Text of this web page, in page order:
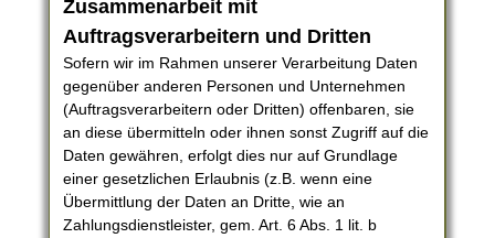
Zusammenarbeit mit
Auftragsverarbeitern und Dritten
Sofern wir im Rahmen unserer Verarbeitung Daten
gegenüber anderen Personen und Unternehmen
(Auftragsverarbeitern oder Dritten) offenbaren, sie
an diese übermitteln oder ihnen sonst Zugriff auf die
Daten gewähren, erfolgt dies nur auf Grundlage
einer gesetzlichen Erlaubnis (z.B. wenn eine
Übermittlung der Daten an Dritte, wie an
Zahlungsdienstleister, gem. Art. 6 Abs. 1 lit. b